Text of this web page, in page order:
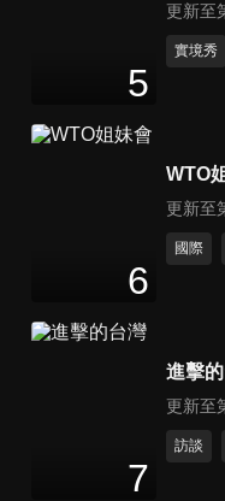
5
更新至
實境秀
6
WTO
更新至
國際
7
進擊
更新至
訪談